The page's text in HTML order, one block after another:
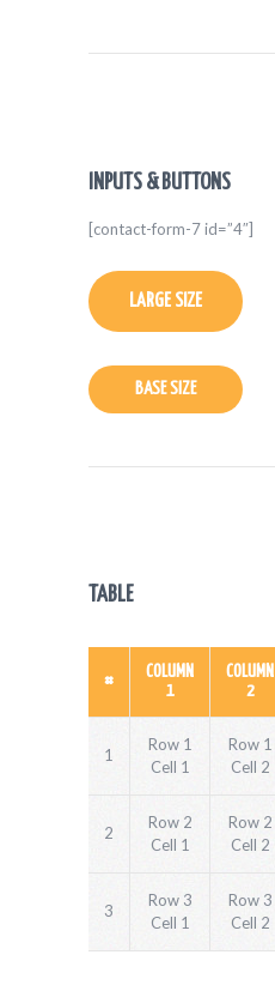
INPUTS & BUTTONS
[contact-form-7 id=”4″]
LARGE SIZE
BASE SIZE
TABLE
#
COLUMN
1
COLUMN
2
1
Row 1
Cell 1
Row 1
Cell 2
2
Row 2
Cell 1
Row 2
Cell 2
3
Row 3
Cell 1
Row 3
Cell 2